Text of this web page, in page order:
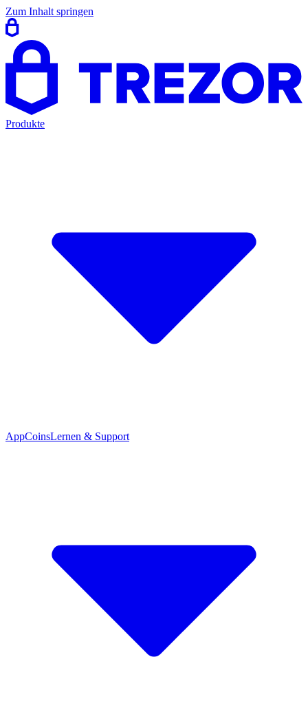
Zum Inhalt springen
Produkte
AppCoinsLernen & Support